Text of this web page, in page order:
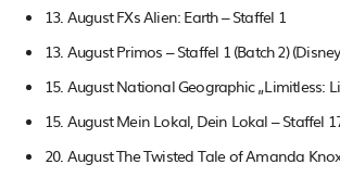
13. August FXs Alien: Earth – Staffel 1
13. August Primos – Staffel 1 (Batch 2)
15. August National Geographic „Limitless:
15. August Mein Lokal, Dein Lokal – Staffel
20. August The Twisted Tale of Amanda